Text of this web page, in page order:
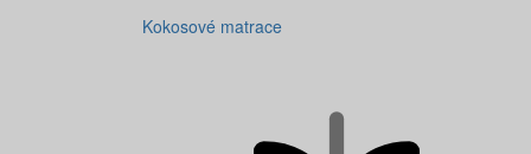
Kokosové matrace